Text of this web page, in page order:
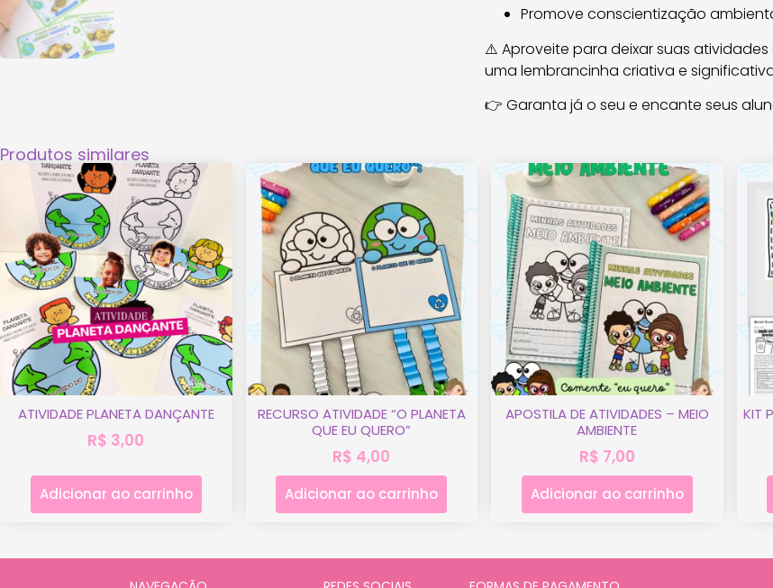
Promove conscientização
⚠️ Aproveite para deixar suas
uma lembrancinha criativa e
👉 Garanta já o seu e encante seus
Produtos similares
ATIVIDADE PLANETA DANÇANTE
R$ 3,00
Adicionar ao carrinho
RECURSO ATIVIDADE “O PLANETA
QUE EU QUERO”
R$ 4,00
Adicionar ao carrinho
APOSTILA DE ATIVIDADES – MEIO
AMBIENTE
R$ 7,00
Adicionar ao carrinho
KIT